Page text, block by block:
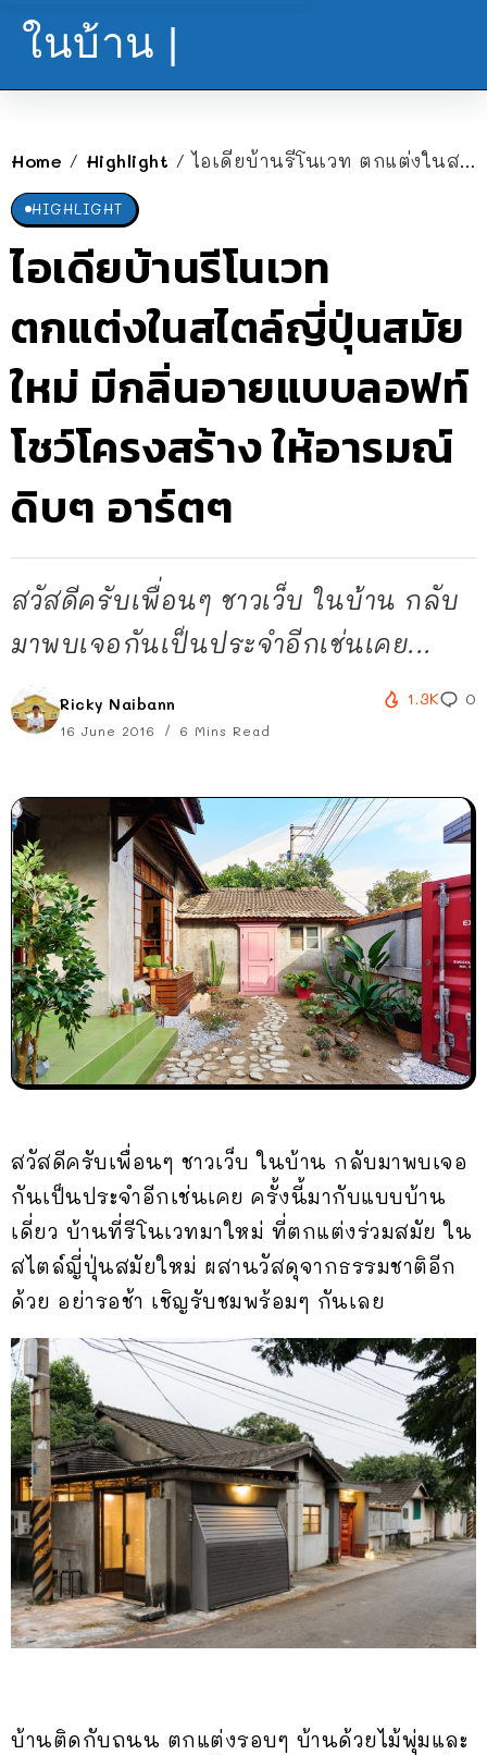
ในบ้าน |
Home / Highlight / ไอเดียบ้านรีโนเวท ตกแต่งในสไตล์ญี่ปุ่นสมัยใหม่ มีกลิ่นอายแบบลอฟท์ โชว์โครงสร้าง ให้อารมณ์ดิบๆ อาร์ตๆ
HIGHLIGHT
ไอเดียบ้านรีโนเวท
ตกแต่งในสไตล์ญี่ปุ่นสมัย
ใหม่ มีกลิ่นอายแบบลอฟท์
โชว์โครงสร้าง ให้อารมณ์
ดิบๆ อาร์ตๆ
สวัสดีครับเพื่อนๆ ชาวเว็บ ในบ้าน กลับ
มาพบเจอกันเป็นประจำอีกเช่นเคย...
Ricky Naibann
16 June 2016 6 Mins Read
1.3K 0
สวัสดีครับเพื่อนๆ ชาวเว็บ ในบ้าน กลับมาพบเจอ
กันเป็นประจำอีกเช่นเคย ครั้งนี้มากับแบบบ้าน
เดี่ยว บ้านที่รีโนเวทมาใหม่ ที่ตกแต่งร่วมสมัย ใน
สไตล์ญี่ปุ่นสมัยใหม่ ผสานวัสดุจากธรรมชาติอีก
ด้วย อย่ารอช้า เชิญรับชมพร้อมๆ กันเลย
บ้านติดกับถนน ตกแต่งรอบๆ บ้านด้วยไม้พุ่มและ